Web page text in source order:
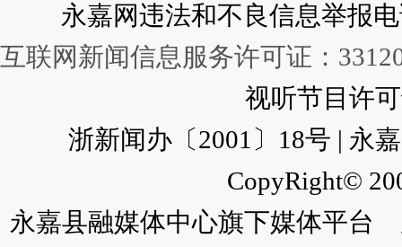
永嘉网违法和不良信息举报
互联网新闻信息服务许可证：
视听节目许
浙新闻办〔2001〕18号 | 永
CopyRight©
永嘉县融媒体中心旗下媒体平